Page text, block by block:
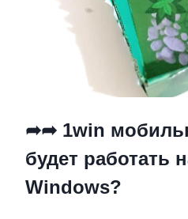
➦➦ 1win
будет работать
Windows?